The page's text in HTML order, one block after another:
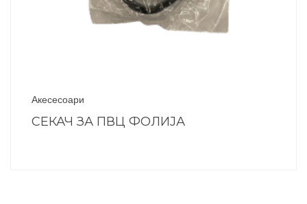
Акесесоари
СЕКАЧ ЗА ПВЦ ФОЛИЈА